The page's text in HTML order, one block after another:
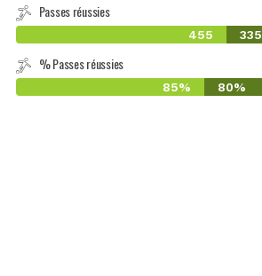
Passes réussies
455 335
% Passes réussies
85% 80%